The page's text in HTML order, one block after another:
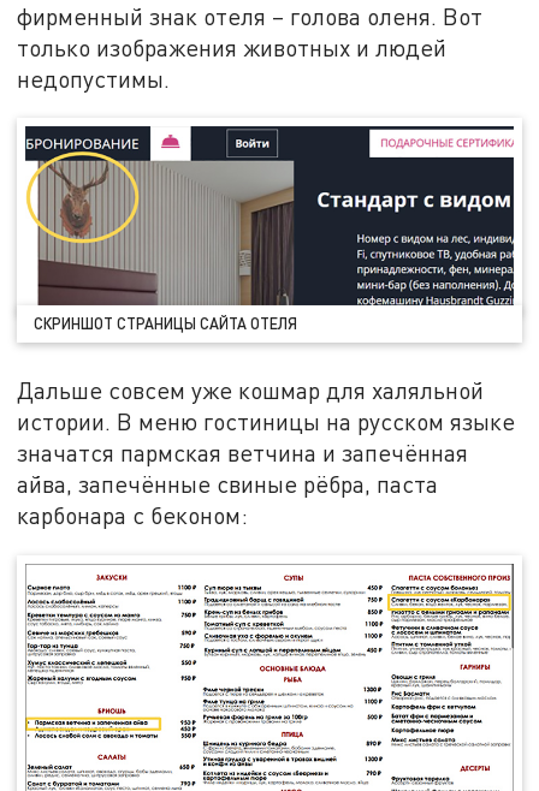
фирменный знак отеля – голова оленя. Вот
только изображения животных и людей
недопустимы.
СКРИНШОТ СТРАНИЦЫ САЙТА ОТЕЛЯ
Дальше совсем уже кошмар для халяльной
истории. В меню гостиницы на русском языке
значатся пармская ветчина и запечённая
айва, запечённые свиные рёбра, паста
карбонара с беконом: